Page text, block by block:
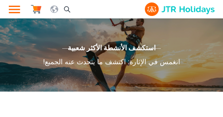
Search Opener Icon
استكشف الأنشطة الأكثر شعبية
انغمس في الإثارة: اكتشف ما يتحدث عنه الجميع!